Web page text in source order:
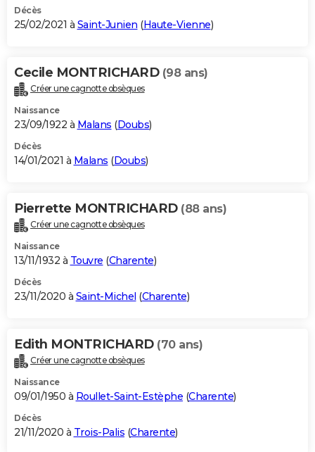
Décès
25/02/2021 à Saint-Junien (Haute-Vienne)
Cecile MONTRICHARD (98 ans)
Créer une cagnotte obsèques
Naissance
23/09/1922 à Malans (Doubs)
Décès
14/01/2021 à Malans (Doubs)
Pierrette MONTRICHARD (88 ans)
Créer une cagnotte obsèques
Naissance
13/11/1932 à Touvre (Charente)
Décès
23/11/2020 à Saint-Michel (Charente)
Edith MONTRICHARD (70 ans)
Créer une cagnotte obsèques
Naissance
09/01/1950 à Roullet-Saint-Estèphe (Charente)
Décès
21/11/2020 à Trois-Palis (Charente)